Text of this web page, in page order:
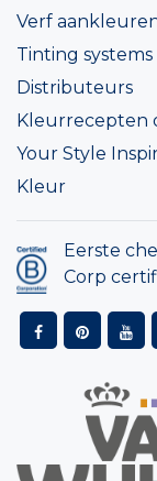
Verf
Tinting systems
Distributeurs
Kleurrecepten
Your Style
Kleur
Eerste
Corp